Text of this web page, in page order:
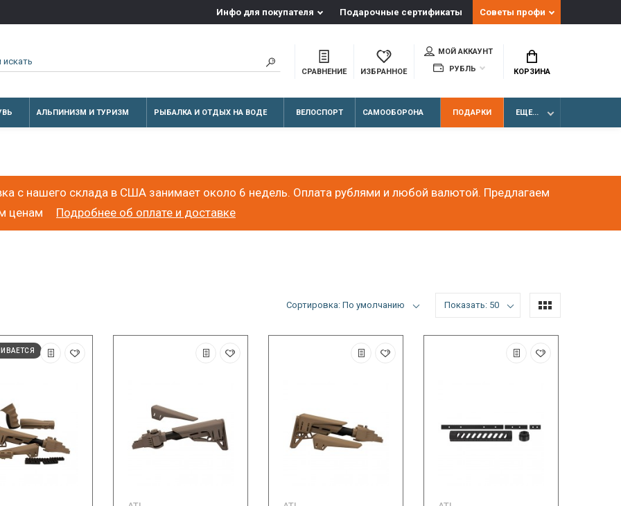
Инфо для покупателя Подарочные сертификаты Советы профи
СРАВНЕНИЕ ИЗБРАННОЕ
МОЙ АККАУНТ
РУБЛЬ
КОРЗИНА
АЛЬПИНИЗМ И ТУРИЗМ РЫБАЛКА И ОТДЫХ НА ВОДЕ ВЕЛОСПОРТ САМООБОРОНА ПОДАРКИ ЕЩЕ...
с нашего склада в США занимает около 6 недель. Оплата рублями и любой валютой. Предлагаем
ценам
Подробнее об оплате и доставке
Сортировка: По умолчанию Показать: 50